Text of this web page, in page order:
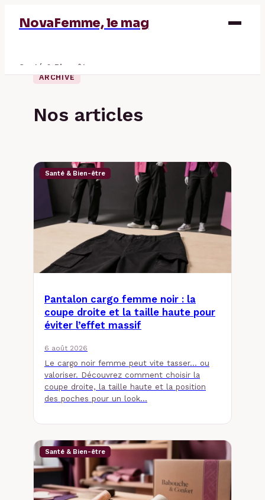
NovaFemme, le mag
Santé & Bien-être
Éducation & Emploi
ARCHIVE
Nos articles
Santé & Bien-être
Pantalon cargo femme noir : la
coupe droite et la taille haute pour
éviter l’effet massif
6 août 2026
Le cargo noir femme peut vite tasser… ou
valoriser. Découvrez comment choisir la
coupe droite, la taille haute et la position
des poches pour un look…
Santé & Bien-être